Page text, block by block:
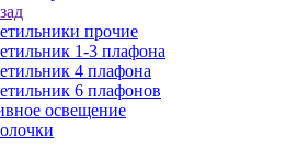
прочие
1-3 плафона
4 плафона
6 плафонов
освещение